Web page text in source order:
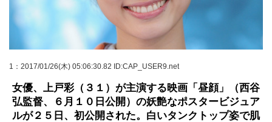
1 ：2017/01/26(木) 05:06:30.82 ID:CAP_USER9.net
女優、上戸彩（３１）が主演する映画「昼顔」（西谷
弘監督、６月１０日公開）の妖艶なポスタービジュア
ルが２５日、初公開された。白いタンクトップ姿で肌